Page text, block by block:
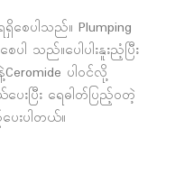
ေပါသည်။ Plumping
ပါ သည်။ပေါပါးနူးညံ့ပြီး
ပါဝင်လို့
းပြီး ရေဓါတ်ပြည့်ဝတဲ့
ေးပါတယ်။